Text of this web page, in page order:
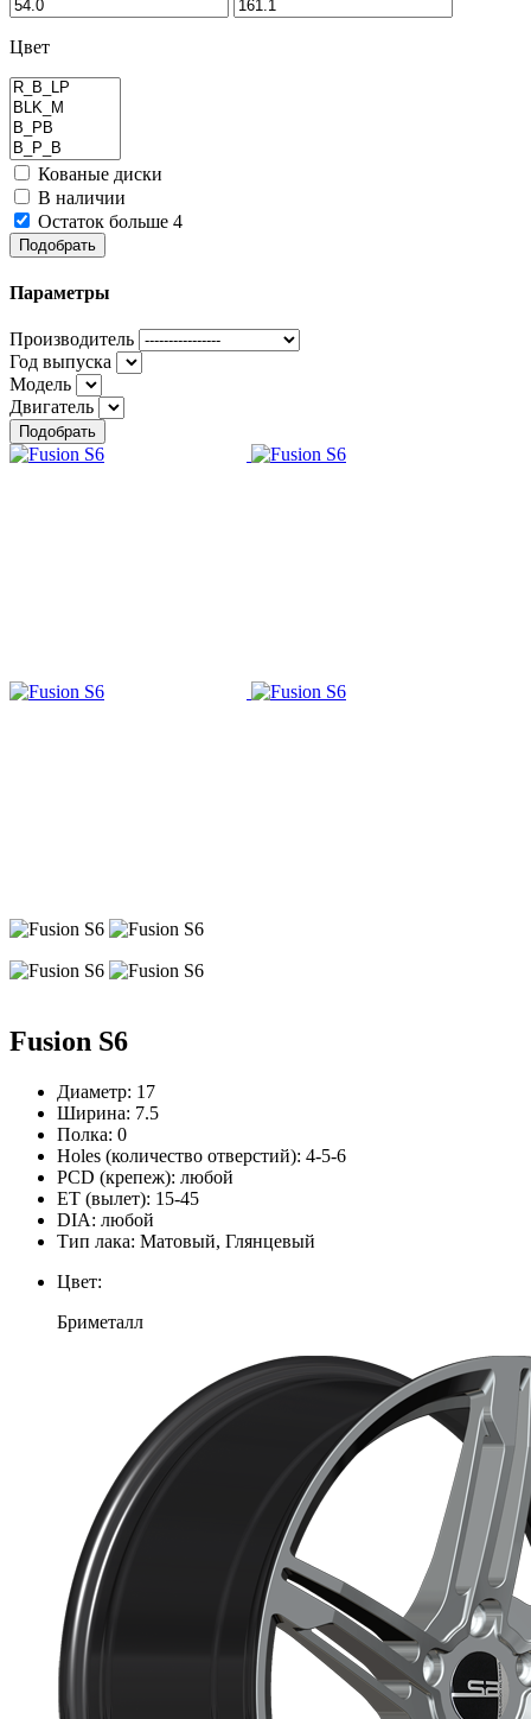
Цвет
Кованые диски
В наличии
Остаток больше 4
Подобрать
Параметры
Производитель
Год выпуска
Модель
Двигатель
Подобрать
Fusion S6
Диаметр: 17
Ширина: 7.5
Полка: 0
Holes (количество отверстий): 4-5-6
PCD (крепеж): любой
ЕТ (вылет): 15-45
DIA: любой
Тип лака: Матовый, Глянцевый
Цвет:
Бриметалл